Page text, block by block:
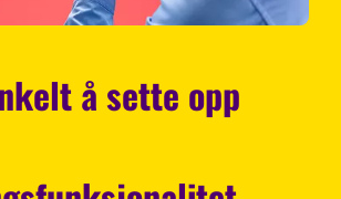
å sette opp